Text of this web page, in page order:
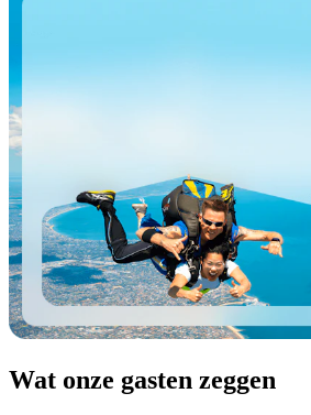
Wat onze gasten zeggen